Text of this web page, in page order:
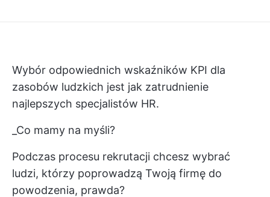
Wybór odpowiednich wskaźników KPI dla
zasobów ludzkich jest jak zatrudnienie
najlepszych specjalistów HR.
_Co mamy na myśli?
Podczas procesu rekrutacji chcesz wybrać
ludzi, którzy poprowadzą Twoją firmę do
powodzenia, prawda?